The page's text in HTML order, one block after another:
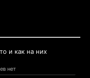
и как на них
нет